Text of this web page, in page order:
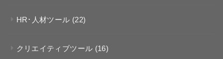
HR･人材ツール (22)
クリエイティブツール (16)